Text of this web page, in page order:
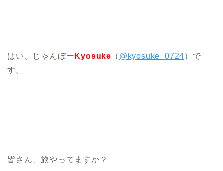
はい、じゃんぼー Kyosuke （ @kyosuke_0724）で
す。
皆さん、旅やってますか？